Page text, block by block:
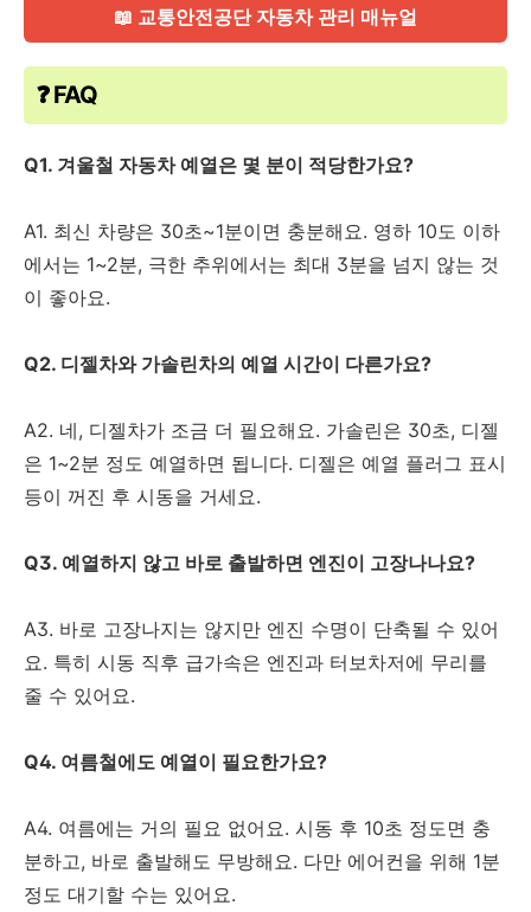
📖 교통안전공단 자동차 관리 매뉴얼
❓ FAQ
Q1. 겨울철 자동차 예열은 몇 분이 적당한가요?
A1. 최신 차량은 30초~1분이면 충분해요. 영하 10도 이하
에서는 1~2분, 극한 추위에서는 최대 3분을 넘지 않는 것
이 좋아요.
Q2. 디젤차와 가솔린차의 예열 시간이 다른가요?
A2. 네, 디젤차가 조금 더 필요해요. 가솔린은 30초, 디젤
은 1~2분 정도 예열하면 됩니다. 디젤은 예열 플러그 표시
등이 꺼진 후 시동을 거세요.
Q3. 예열하지 않고 바로 출발하면 엔진이 고장나나요?
A3. 바로 고장나지는 않지만 엔진 수명이 단축될 수 있어
요. 특히 시동 직후 급가속은 엔진과 터보차저에 무리를
줄 수 있어요.
Q4. 여름철에도 예열이 필요한가요?
A4. 여름에는 거의 필요 없어요. 시동 후 10초 정도면 충
분하고, 바로 출발해도 무방해요. 다만 에어컨을 위해 1분
정도 대기할 수는 있어요.